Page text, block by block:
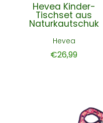
Hevea Kinder-
Tischset aus
Naturkautschuk
Hevea
€26,99